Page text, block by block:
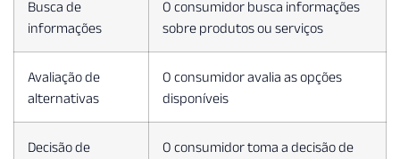
Busca de
informações
O consumidor busca informações
sobre produtos ou serviços
Avaliação de
alternativas
O consumidor avalia as opções
disponíveis
Decisão de
O consumidor toma a decisão de